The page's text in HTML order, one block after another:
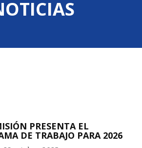
PRESENTA EL
DE TRABAJO PARA 2026